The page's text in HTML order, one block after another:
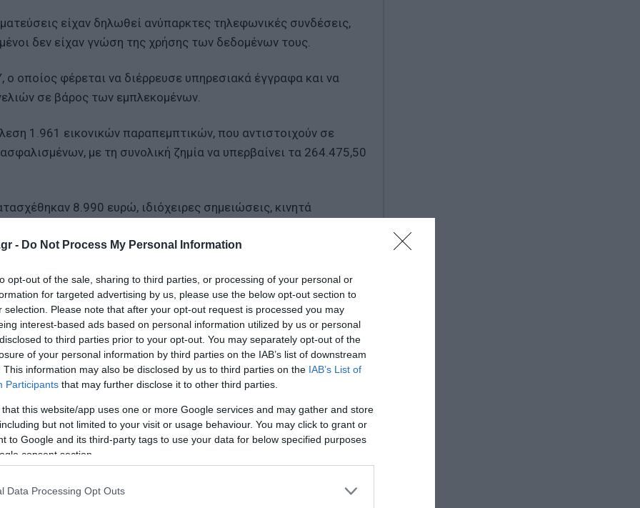
- Do Not Process My Personal Information
opt-out of the sale, sharing to third parties, or processing of your personal or
for targeted advertising by us, please use the below opt-out section to
selection. Please note that after your opt-out request is processed you may
interest-based ads based on personal information utilized by us or personal
to third parties prior to your opt-out. You may separately opt-out of the
of your personal information by third parties on the IAB’s list of downstream
This information may also be disclosed by us to third parties on the IAB’s List of
Participants that may further disclose it to other third parties.
that this website/app uses one or more Google services and may gather and store
but not limited to your visit or usage behaviour. You may click to grant or
to Google and its third-party tags to use your data for below specified purposes
consent section.
Data Processing Opt Outs
είχαν δηλωθεί ανύπαρκτες τηλεφωνικές συνδέσεις,
δεν είχαν γνώση της χρήσης των δεδομένων τους.
οποίος φέρεται να διέρρευσε υπηρεσιακά έγγραφα και να
σε βάρος των εμπλεκομένων.
1.961 εικονικών παραπεμπτικών, που αντιστοιχούν σε
με τη συνολική ζημία να υπερβαίνει τα 264.475,50
8.990 ευρώ, ιδιόχειρες σημειώσεις, κινητά
σχηματίστηκε δικογραφία για σειρά σοβαρών αδικημάτων,
εξακολούθηση πλαστογραφία, ψευδείς βεβαιώσεις, απάτη
υπαλλήλου, καθώς και παραβίαση υπηρεσιακού
Αρχές, ενώ η έρευνα συνεχίζεται για την πλήρη
της δράσης του.
(Videos)
Εντατική
ένας άνδρας της ΔΙΑΣ